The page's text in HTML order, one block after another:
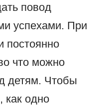
повод
успехами. При
постоянно
что можно
детям. Чтобы
как одно